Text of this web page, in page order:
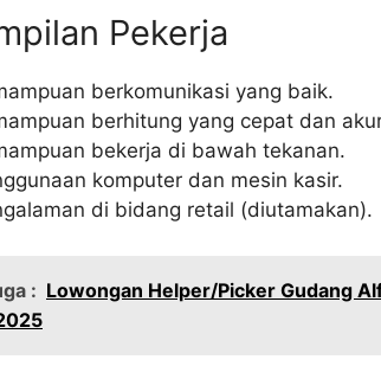
Pekerja
berkomunikasi yang baik.
berhitung yang cepat dan
bekerja di bawah tekanan.
komputer dan mesin kasir.
di bidang retail (diutamakan).
: Lowongan Helper/Picker Gudang